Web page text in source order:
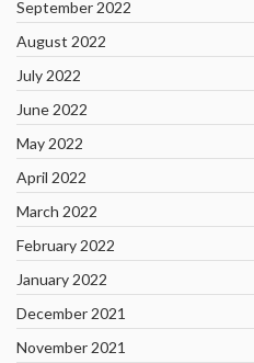
September 2022
August 2022
July 2022
June 2022
May 2022
April 2022
March 2022
February 2022
January 2022
December 2021
November 2021